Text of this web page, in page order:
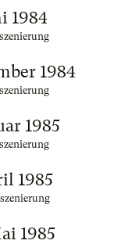
1984
1984
1985
1985
1985